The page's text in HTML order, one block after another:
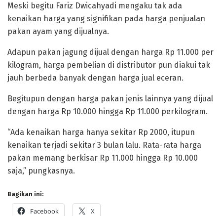
Meski begitu Fariz Dwicahyadi mengaku tak ada
kenaikan harga yang signifikan pada harga penjualan
pakan ayam yang dijualnya.
Adapun pakan jagung dijual dengan harga Rp 11.000 per
kilogram, harga pembelian di distributor pun diakui tak
jauh berbeda banyak dengan harga jual eceran.
Begitupun dengan harga pakan jenis lainnya yang dijual
dengan harga Rp 10.000 hingga Rp 11.000 perkilogram.
“Ada kenaikan harga hanya sekitar Rp 2000, itupun
kenaikan terjadi sekitar 3 bulan lalu. Rata-rata harga
pakan memang berkisar Rp 11.000 hingga Rp 10.000
saja,” pungkasnya.
Bagikan ini:
Facebook X